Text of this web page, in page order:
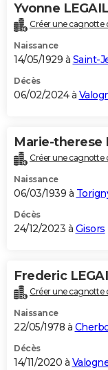
Yvonne
Créer une cagnotte
Naissance
14/05/1929 à Saint-
Décès
06/02/2024 à
Marie-therese
Créer une cagnotte
Naissance
06/03/1939 à
Décès
24/12/2023 à Gisors
Frederic
Créer une cagnotte
Naissance
22/05/1978 à
Décès
14/11/2020 à